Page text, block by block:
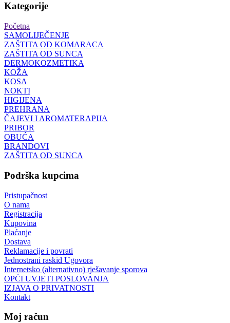
Kategorije
Početna
SAMOLIJEČENJE
ZAŠTITA OD KOMARACA
ZAŠTITA OD SUNCA
DERMOKOZMETIKA
KOŽA
KOSA
NOKTI
HIGIJENA
PREHRANA
ČAJEVI I AROMATERAPIJA
PRIBOR
OBUĆA
BRANDOVI
ZAŠTITA OD SUNCA
Podrška kupcima
Pristupačnost
O nama
Registracija
Kupovina
Plaćanje
Dostava
Reklamacije i povrati
Jednostrani raskid Ugovora
Internetsko (alternativno) rješavanje sporova
OPĆI UVJETI POSLOVANJA
IZJAVA O PRIVATNOSTI
Kontakt
Moj račun